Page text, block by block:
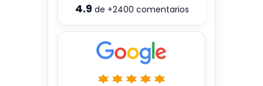
4.9de +2400 comentarios